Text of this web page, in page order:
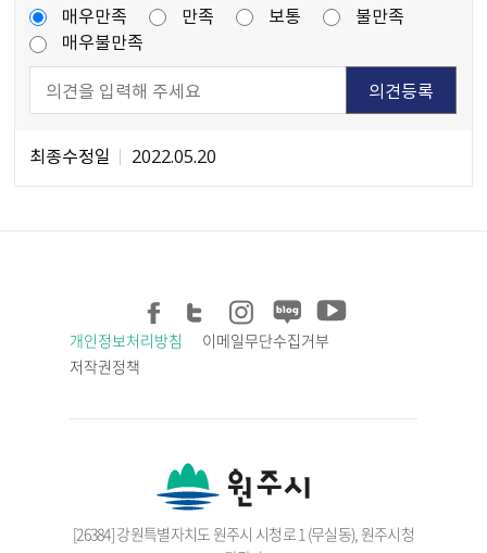
매우만족
만족 보통
불만족
매우불만족
최종수정일 2022.05.20
개인정보처리방침
이메일무단수집거부
저작권정책
[26384] 강원특별자치도 원주시 시청로 1 (무실동), 원주시청